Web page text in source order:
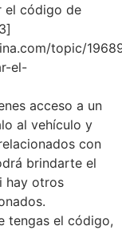
el código de
topic/
el-
acceso a un
al vehículo y
con
brindarte el
hay otros
tengas el código,